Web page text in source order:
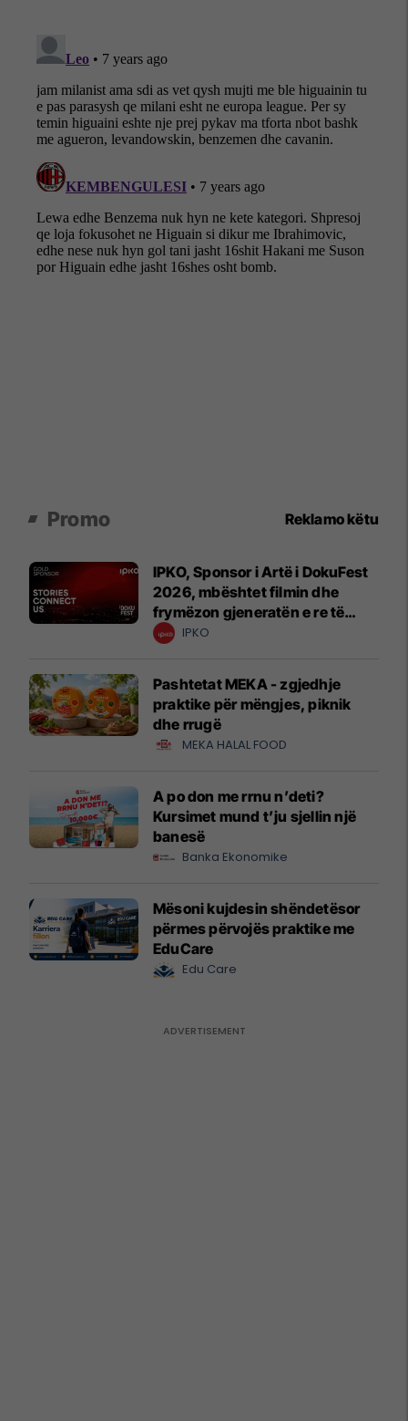
Promo Reklamo këtu
IPKO, Sponsor i Artë i DokuFest
2026, mbështet filmin dhe
frymëzon gjeneratën e re të
krijuesve
IPKO
Pashtetat MEKA - zgjedhje
praktike për mëngjes, piknik
dhe rrugë
MEKA HALAL FOOD
A po don me rrnu n’deti?
Kursimet mund t’ju sjellin një
banesë
Banka Ekonomike
Mësoni kujdesin shëndetësor
përmes përvojës praktike me
EduCare
Edu Care